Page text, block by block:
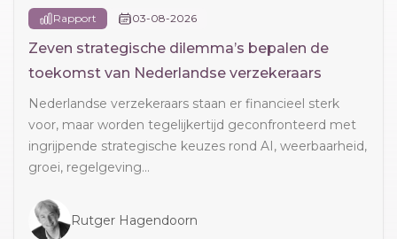
Rapport 03-08-2026
Zeven strategische dilemma’s bepalen de
toekomst van Nederlandse verzekeraars
Nederlandse verzekeraars staan er financieel sterk
voor, maar worden tegelijkertijd geconfronteerd met
ingrijpende strategische keuzes rond AI, weerbaarheid,
groei, regelgeving...
Rutger Hagendoorn